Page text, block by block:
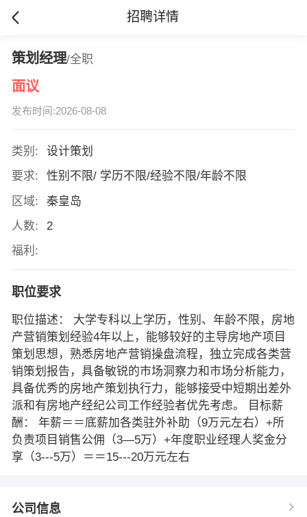
招聘详情
策划经理/全职
面议
发布时间:2026-08-08
类别:
设计策划
要求:
性别不限/ 学历不限/经验不限/年龄不限
区域:
秦皇岛
人数:
2
福利:
职位要求
职位描述： 大学专科以上学历，性别、年龄不限，房地
产营销策划经验4年以上，能够较好的主导房地产项目
策划思想，熟悉房地产营销操盘流程，独立完成各类营
销策划报告，具备敏锐的市场洞察力和市场分析能力，
具备优秀的房地产策划执行力，能够接受中短期出差外
派和有房地产经纪公司工作经验者优先考虑。 目标薪
酬： 年薪＝＝底薪加各类驻外补助（9万元左右）+所
负责项目销售公佣（3—5万）+年度职业经理人奖金分
享（3---5万）＝＝15---20万元左右
公司信息